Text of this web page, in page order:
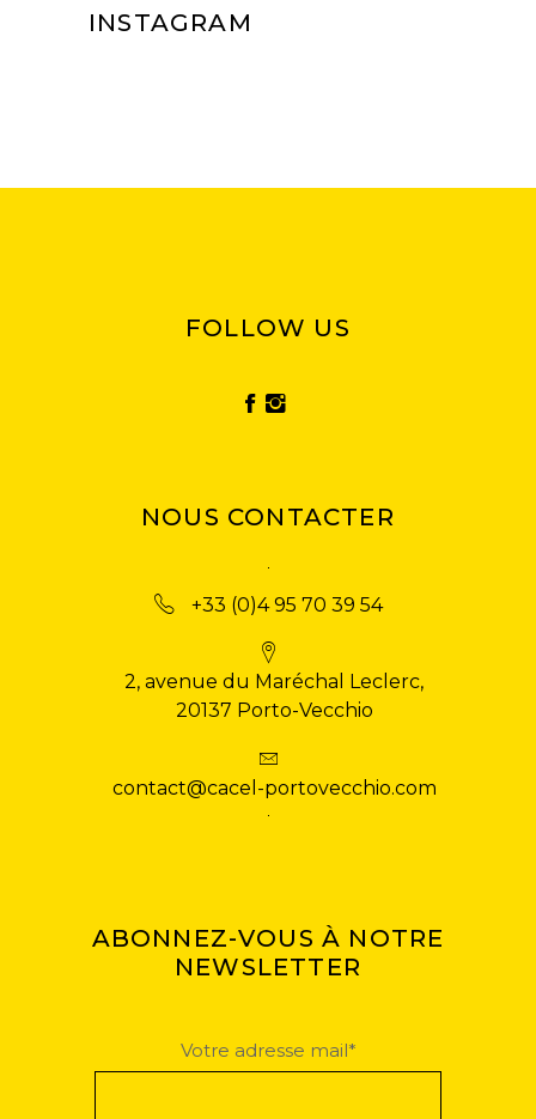
INSTAGRAM
FOLLOW US
NOUS CONTACTER
+33 (0)4 95 70 39 54
2, avenue du Maréchal Leclerc,
20137 Porto-Vecchio
contact@cacel-portovecchio.com
ABONNEZ-VOUS À NOTRE
NEWSLETTER
Votre adresse mail*